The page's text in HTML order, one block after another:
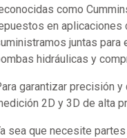
como
en aplicaciones
juntas para
hidráulicas y
garantizar precisión
2D y 3D de alta
sea que necesite